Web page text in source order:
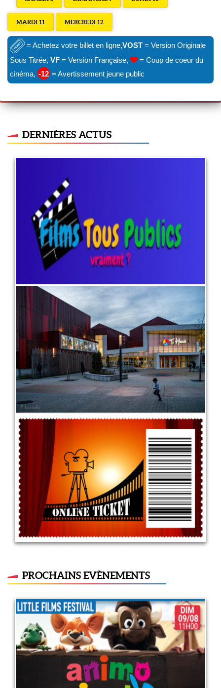
MARDI 11 MERCREDI 12
= Achetez votre billet en ligne,VOST = Version Originale
Sous Titrée, VF = Version Française,
= Coup de coeur du
cinéma, -12 = Avertissement jeune public
DERNIÈRES ACTUS
A quel âge ?
29 juin 2022
Présentation du ciné en quelques
mots, et quelques images...
1 juin 2022
LIRE PLUS
Vente A Distance (VAD)
5 mai 2022
LIRE PLUS
PROCHAINS EVÈNEMENTS
Little films festival : Animo
rigolo
9 août 2026
LIRE PLUS